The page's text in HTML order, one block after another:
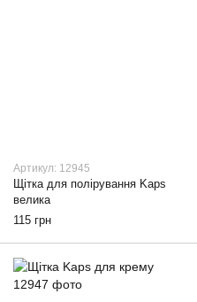
Артикул: 12945
Щітка для полірування Kaps
велика
115 грн